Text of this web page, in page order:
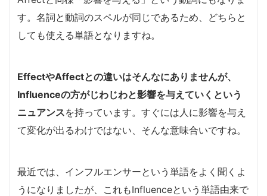
す。名詞と動詞のスペルが同じであるため、どちらと
しても使える単語となりますね。
EffectやAffectとの違いはそんなにありませんが、
Influenceの方がじわじわと影響を与えていくという
ニュアンスを持っています。すぐには人に影響を与え
て変化が出るわけではない、そんな意味合いですね。
最近では、インフルエンサーという単語をよく聞くよ
うになりましたが、これもInfluenceという単語由来で